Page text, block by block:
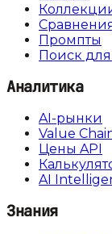
Промпты
Поиск для
Аналитика
AI-рынки
Value
Цены API
AI
Знания